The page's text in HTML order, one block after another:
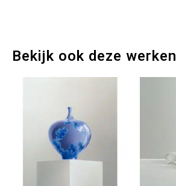
Bekijk ook deze werken